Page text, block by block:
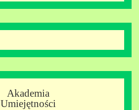
Akademia
Umiejętności